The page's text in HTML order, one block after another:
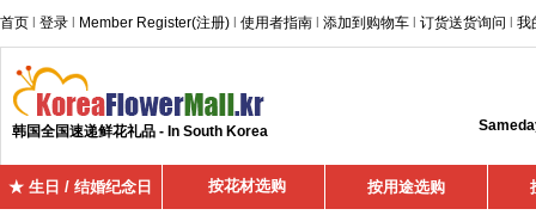
首页 登录 Member Register(注册) 使用者指南 添加到购物车 订货送货询问 我
韩国全国速递鲜花礼品 - In South Korea
★ 生日 / 结婚纪念日 按花材选购 按用途选购